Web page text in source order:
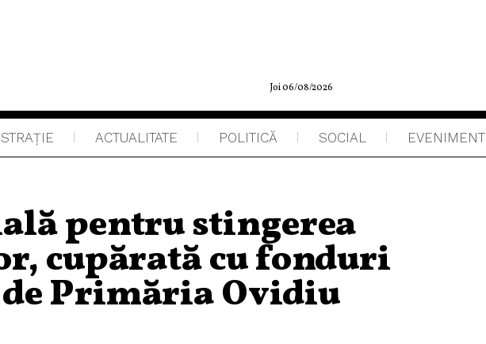
Joi 06/08/2026
ACTUALITATE POLITICĂ SOCIAL EVENIMENT
pentru stingerea
cupărată cu fonduri
Primăria Ovidiu